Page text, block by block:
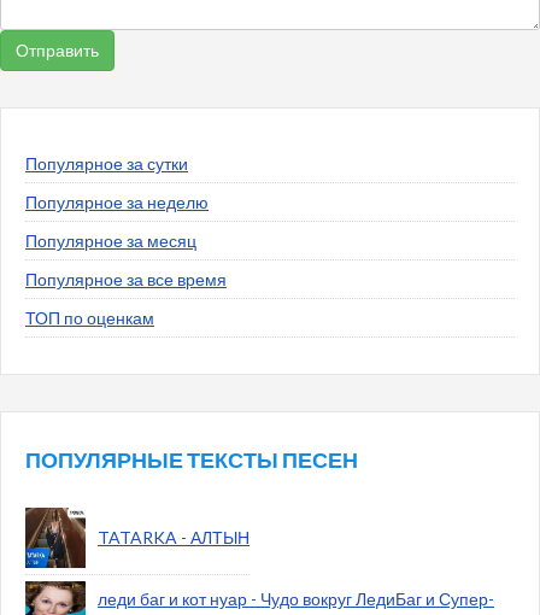
Популярное за сутки
Популярное за неделю
Популярное за месяц
Популярное за все время
ТОП по оценкам
ПОПУЛЯРНЫЕ ТЕКСТЫ ПЕСЕН
TATARKA - АЛТЫН
леди баг и кот нуар - Чудо вокруг ЛедиБаг и Супер-